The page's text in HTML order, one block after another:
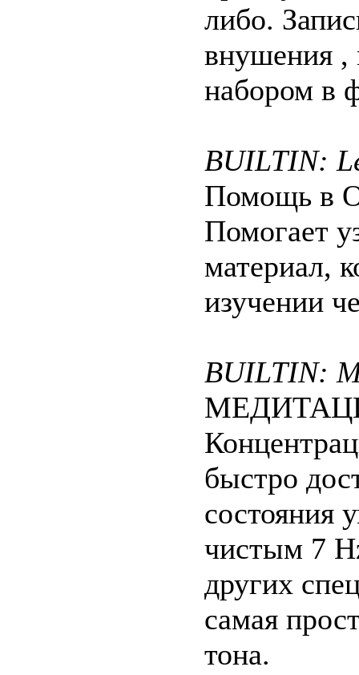
либо.
внушения ,
набором в
BUILTIN:
Помощь в
Помогает
материал,
изучении
BUILTIN:
быстро
состояния
чистым 7
других
самая
тона.